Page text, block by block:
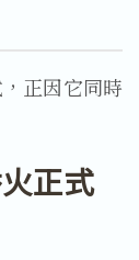
正因它同時
正式